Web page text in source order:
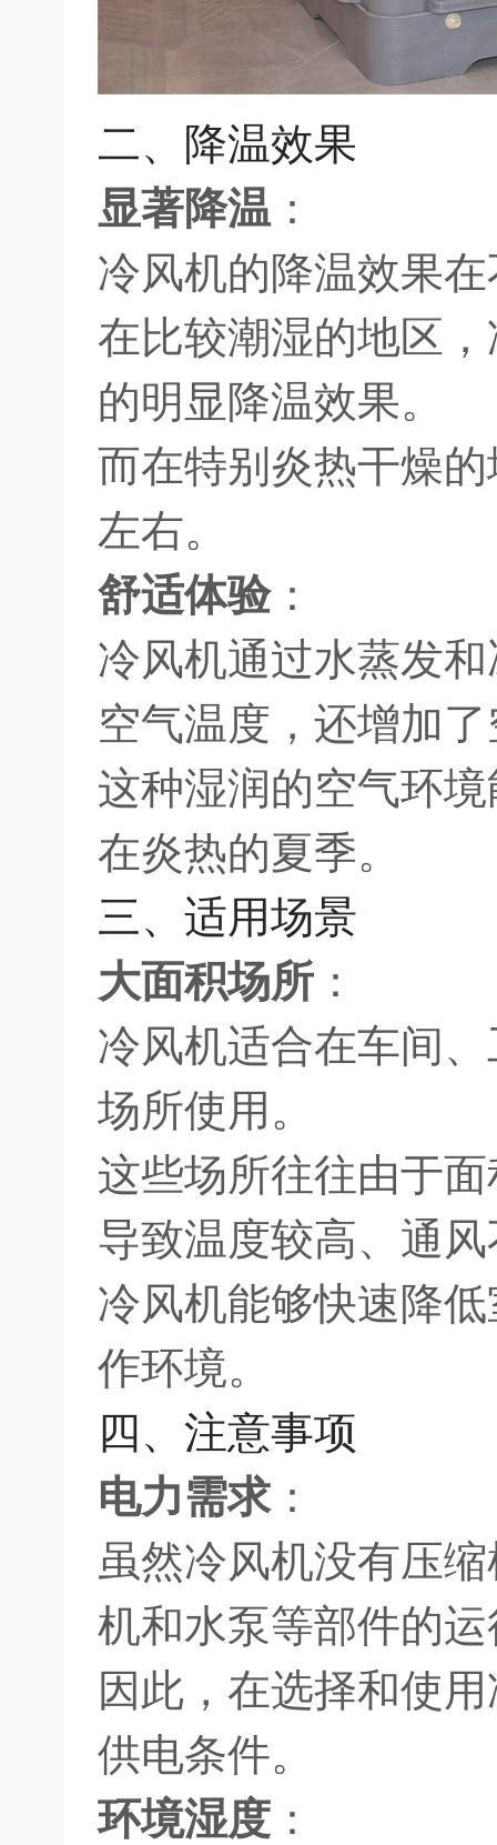
二、降温效果
显著降温 ：
冷风机的降温效果
在比较潮湿的地区
的明显降温效果。
而在特别炎热干燥
左右。
舒适体验：
冷风机通过水蒸发
空气温度，还增加
这种湿润的空气环
在炎热的夏季。
三、适用场景
大面积场所 ：
冷风机适合在车间
场所使用。
这些场所往往由于
导致温度较高、通
冷风机能够快速降
作环境。
四、注意事项
电力需求：
虽然冷风机没有压
机和水泵等部件的
因此，在选择和使
供电条件。
环境湿度 ：